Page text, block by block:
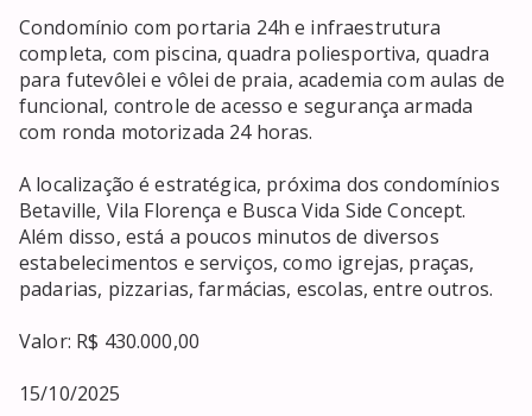
Condomínio com portaria 24h e infraestrutura
completa, com piscina, quadra poliesportiva, quadra
para futevôlei e vôlei de praia, academia com aulas de
funcional, controle de acesso e segurança armada
com ronda motorizada 24 horas.
A localização é estratégica, próxima dos condomínios
Betaville, Vila Florença e Busca Vida Side Concept.
Além disso, está a poucos minutos de diversos
estabelecimentos e serviços, como igrejas, praças,
padarias, pizzarias, farmácias, escolas, entre outros.
Valor: R$ 430.000,00
15/10/2025